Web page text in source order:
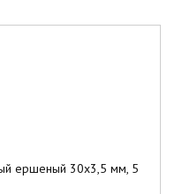
ершеный 30х3,5 мм, 5